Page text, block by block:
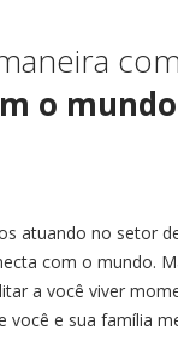
o
atuando no setor
com o mundo.
a você viver
você e sua família